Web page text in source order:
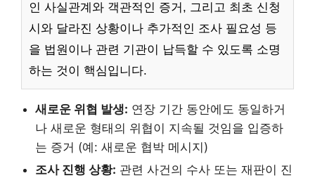
인 사실관계와 객관적인 증거, 그리고 최초 신청
시와 달라진 상황이나 추가적인 조사 필요성 등
을 법원이나 관련 기관이 납득할 수 있도록 소명
하는 것이 핵심입니다.
새로운 위협 발생: 연장 기간 동안에도 동일하거
나 새로운 형태의 위협이 지속될 것임을 입증하
는 증거 (예: 새로운 협박 메시지)
조사 진행 상황: 관련 사건의 수사 또는 재판이 진